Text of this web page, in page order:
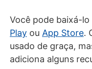
Você pode baixá-
Play ou App Store.
usado de graça,
adiciona alguns